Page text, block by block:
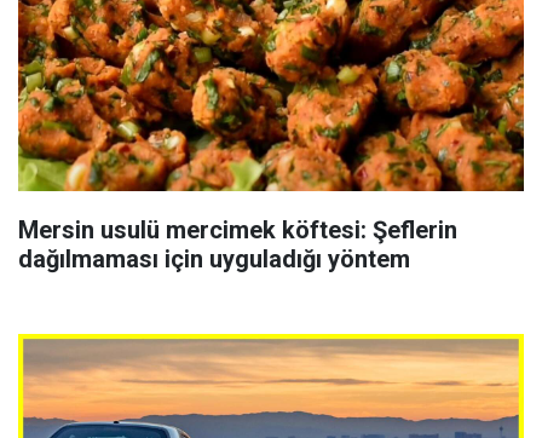
Mersin usulü mercimek köftesi: Şeflerin
dağılmaması için uyguladığı yöntem